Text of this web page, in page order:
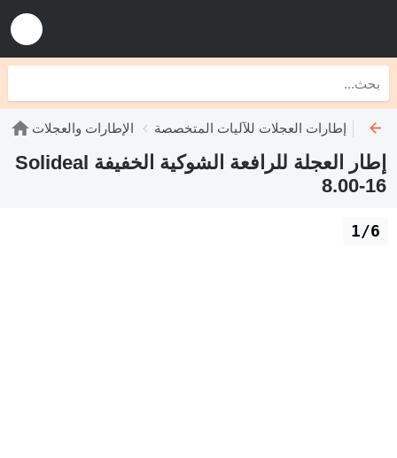
الإطارات والعجلات إطارات العجلات للآليات المتخصصة
إطار العجلة للرافعة الشوكية الخفيفة Solideal
8.00-16
1/6